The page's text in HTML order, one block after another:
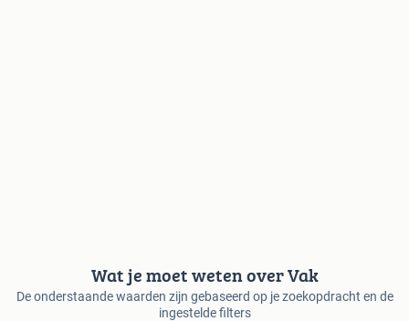
Wat je moet weten over Vak
De onderstaande waarden zijn gebaseerd op je zoekopdracht en de
ingestelde filters